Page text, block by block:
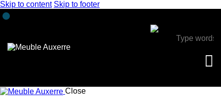
Skip to content Skip to footer
Close